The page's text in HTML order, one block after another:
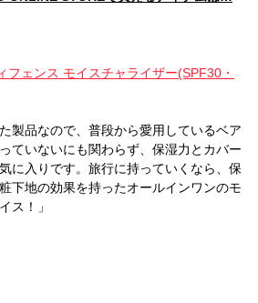
フェンス モイスチャライザー(SPF30・
製品なので、普段から愛用しているベア
ていないにも関わらず、保湿力とカバー
に入りです。旅行に持っていくなら、保
下地の効果を持ったオールインワンのモ
ス！」